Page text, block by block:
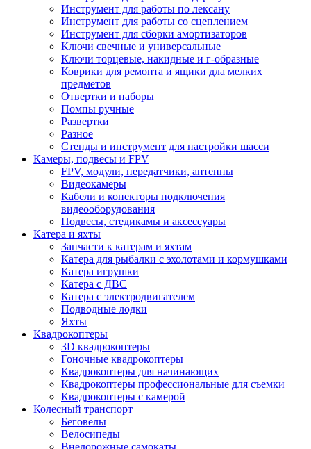
Инструмент для работы по лексану
Инструмент для работы со сцеплением
Инструмент для сборки амортизаторов
Ключи свечные и универсальные
Ключи торцевые, накидные и г-образные
Коврики для ремонта и ящики дла мелких
предметов
Отвертки и наборы
Помпы ручные
Развертки
Разное
Стенды и инструмент для настройки шасси
Камеры, подвесы и FPV
FPV, модули, передатчики, антенны
Видеокамеры
Кабели и конекторы подключения
видеооборудования
Подвесы, стедикамы и аксессуары
Катера и яхты
Запчасти к катерам и яхтам
Катера для рыбалки с эхолотами и кормушками
Катера игрушки
Катера с ДВС
Катера с электродвигателем
Подводные лодки
Яхты
Квадрокоптеры
3D квадрокоптеры
Гоночные квадрокоптеры
Квадрокоптеры для начинающих
Квадрокоптеры профессиональные для съемки
Квадрокоптеры с камерой
Колесный транспорт
Беговелы
Велосипеды
Внедорожные самокаты